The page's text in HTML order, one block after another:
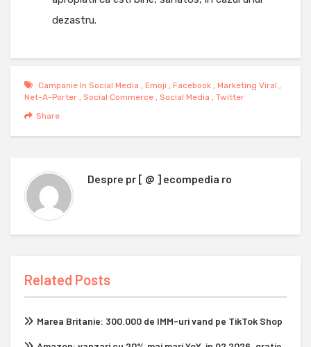
dezastru.
Campanie In Social Media , Emoji , Facebook , Marketing Viral ,
Net-A-Porter , Social Commerce , Social Media , Twitter
Share
Despre pr [ @ ] ecompedia ro
Related Posts
Marea Britanie: 300.000 de IMM-uri vand pe TikTok Shop